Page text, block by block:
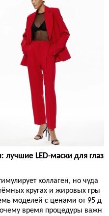
LED-маски для глаз
коллаген, но чуда
кругах и жировых гры
моделей с ценами от 95 д
время процедуры важн